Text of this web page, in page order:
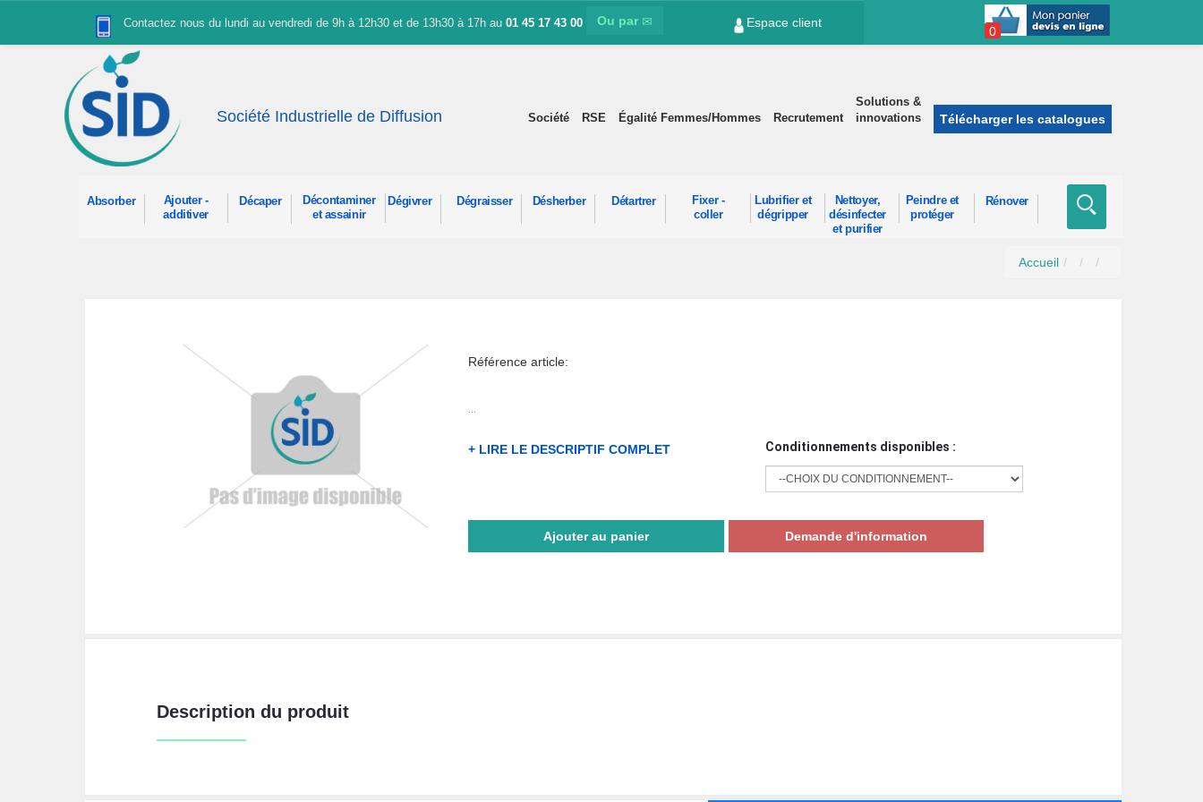
Contactez nous du lundi au vendredi de 9h à 12h30 et de 13h30 à 17h au 01 45 17 43 00 Ou par Espace client
0
Société Industrielle de Diffusion Société RSE Égalité Femmes/Hommes Recrutement
Solutions &
innovations
Télécharger les catalogues
Absorber
Ajouter -
additiver
Décaper
Décontaminer
et assainir
Dégivrer Dégraisser Désherber Détartrer
Fixer -
coller
Lubrifier et
dégripper
Nettoyer,
désinfecter
et purifier
Peindre et
protéger
Rénover
Accueil
Référence article:
+ LIRE LE DESCRIPTIF COMPLET Conditionnements disponibles :
Description du produit